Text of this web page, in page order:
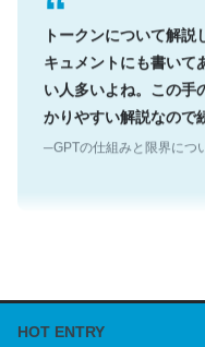
トークンについて解説
キュメントにも書いて
い人多いよね。この手
かりやすい解説なので
説してる記事が少ない
https://
HOT ENTRY